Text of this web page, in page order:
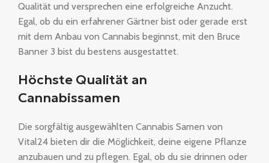
Qualität und versprechen eine erfolgreiche Anzucht.
Egal, ob du ein erfahrener Gärtner bist oder gerade erst
mit dem Anbau von Cannabis beginnst, mit den Bruce
Banner 3 bist du bestens ausgestattet.
Höchste Qualität an
Cannabissamen
Die sorgfältig ausgewählten Cannabis Samen von
Vital24 bieten dir die Möglichkeit, deine eigene Pflanze
anzubauen und zu pflegen. Egal, ob du sie drinnen oder